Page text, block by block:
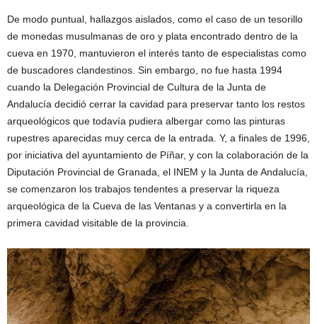
De modo puntual, hallazgos aislados, como el caso de un tesorillo
de monedas musulmanas de oro y plata encontrado dentro de la
cueva en 1970, mantuvieron el interés tanto de especialistas como
de buscadores clandestinos. Sin embargo, no fue hasta 1994
cuando la Delegación Provincial de Cultura de la Junta de
Andalucía decidió cerrar la cavidad para preservar tanto los restos
arqueológicos que todavía pudiera albergar como las pinturas
rupestres aparecidas muy cerca de la entrada. Y, a finales de 1996,
por iniciativa del ayuntamiento de Píñar, y con la colaboración de la
Diputación Provincial de Granada, el INEM y la Junta de Andalucía,
se comenzaron los trabajos tendentes a preservar la riqueza
arqueológica de la Cueva de las Ventanas y a convertirla en la
primera cavidad visitable de la provincia.